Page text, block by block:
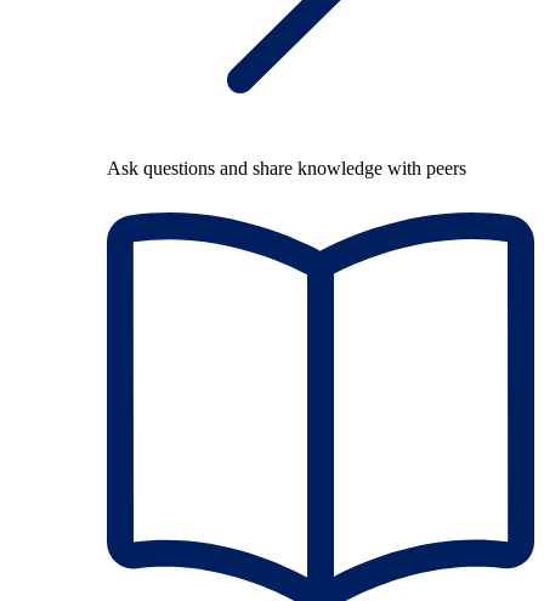
Ask questions and share knowledge with peers